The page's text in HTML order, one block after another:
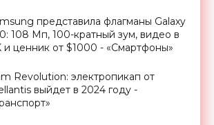
представила флагманы Galaxy
108 Мп, 100-кратный зум, видео в
и ценник от $1000 - «Смартфоны»
Revolution: электропикап от
выйдет в 2024 году -